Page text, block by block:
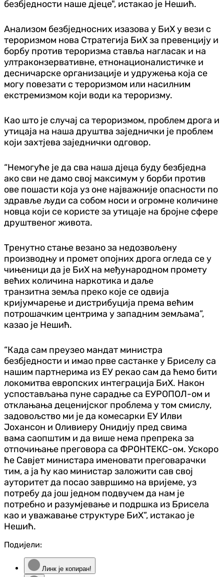
безбједности наше дјеце", истакао је Нешић.
Анализом безбједносних изазова у БиХ у вези с
тероризмом нова Стратегија БиХ за превенцију и
борбу против тероризма ставља нагласак и на
ултраконзервативне, етнонационалистичке и
десничарске организације и удружења која се
могу повезати с тероризмом или насилним
екстремизмом који води ка тероризму.
Као што је случај са тероризмом, проблем дрога и
утицаја на наша друштва заједнички је проблем
који захтјева заједнички одговор.
“Немогуће је да сва наша дјеца буду безбједна
ако сви не дамо свој максимум у борби против
ове пошасти која уз оне најважније опасности по
здравље људи са собом носи и огромне количине
новца који се користе за утицаје на бројне сфере
друштвеног живота.
Тренутно стање везано за недозвољену
производњу и промет опојних дрога огледа се у
чињеници да је БиХ на међународном промету
већих количина наркотика и даље
транзитна земља преко које се одвија
кријумчарење и дистрибуција према већим
потрошачким центрима у западним земљама”,
казао је Нешић.
“Када сам преузео мандат министра
безбједности и имао прве састанке у Бриселу са
нашим партнерима из ЕУ рекао сам да ћемо бити
локомитва европских интеграција БиХ. Након
успостављања пуне сарадње са ЕУРОПОЛ-ом и
отклањања деценијског проблема у том смислу,
задовољство ми је да комесарки ЕУ Илви
Јохансон и Оливиеру Онидију пред свима
вама саопштим и да више нема препрека за
отпочињање преговора са ФРОНТЕКС-ом. Ускоро
ће Савјет министара именовати преговарачки
тим, а ја ћу као министар заложити сав свој
ауторитет да посао завршимо на вријеме, уз
потребу да још једном подвучем да нам је
потребно и разумјевање и подршка из Брисела
као и уважавање структуре БиХ”, истакао је
Нешић.
Подијели:
Линк је копиран!